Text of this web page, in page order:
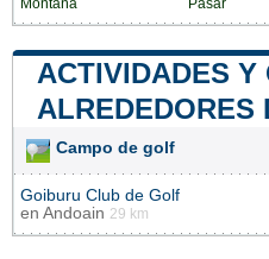
Montaña
Pasar
ACTIVIDADES Y
ALREDEDORES
Campo de golf
Goiburu Club de Golf
en Andoain 29 km